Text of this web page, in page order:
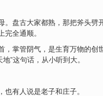
。盘古大家都熟，那把斧头
全通顺。
，掌管阴气，是生育万物的
”这句话，从小听到大。
有人说是老子和庄子。